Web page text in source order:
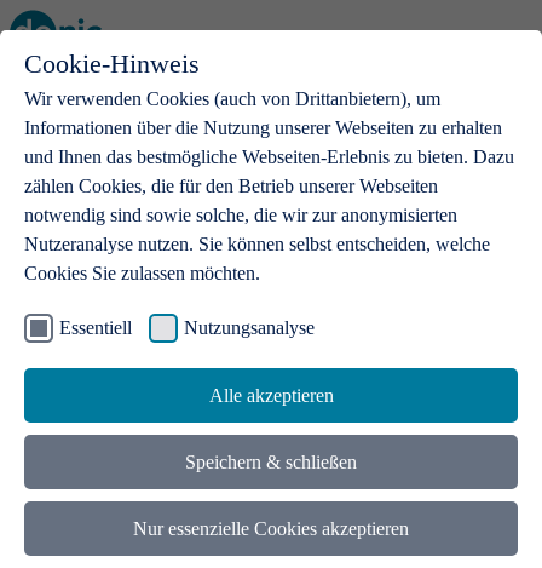
Cookie-Hinweis
Wir verwenden Cookies (auch von Drittanbietern), um
Informationen über die Nutzung unserer Webseiten zu erhalten
und Ihnen das bestmögliche Webseiten-Erlebnis zu bieten. Dazu
zählen Cookies, die für den Betrieb unserer Webseiten
notwendig sind sowie solche, die wir zur anonymisierten
Nutzeranalyse nutzen. Sie können selbst entscheiden, welche
Cookies Sie zulassen möchten.
Essentiell Nutzungsanalyse
Alle akzeptieren
Speichern & schließen
Nur essenzielle Cookies akzeptieren
Open main menu
.de-Domains
Mit einer .de-Domain erhalten Ideen eine Bühne